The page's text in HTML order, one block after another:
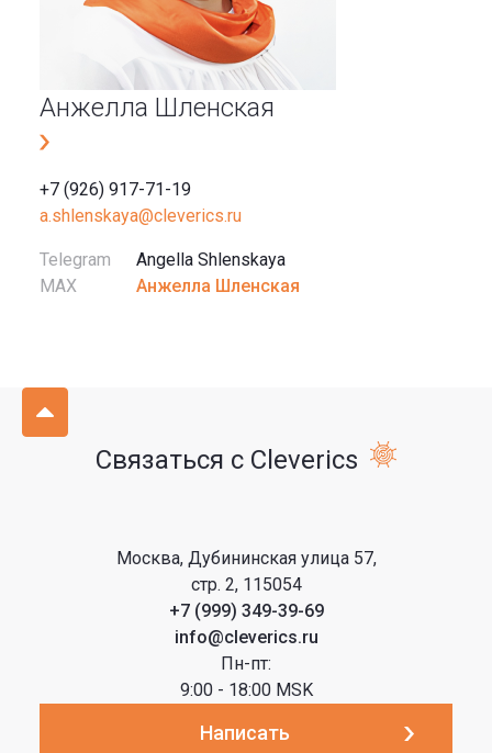
Анжелла Шленская
+7 (926) 917-71-19
a.shlenskaya@cleverics.ru
Telegram
Angella Shlenskaya
MAX
Анжелла Шленская
Связаться с Cleverics
Москва, Дубининская улица 57,
стр. 2, 115054
+7 (999) 349-39-69
info@cleverics.ru
Пн-пт:
9:00 - 18:00 MSK
Написать